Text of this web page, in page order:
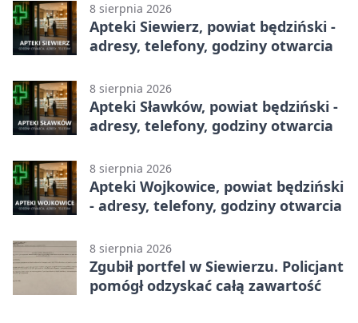
8 sierpnia 2026
Apteki Siewierz, powiat będziński -
adresy, telefony, godziny otwarcia
8 sierpnia 2026
Apteki Sławków, powiat będziński -
adresy, telefony, godziny otwarcia
8 sierpnia 2026
Apteki Wojkowice, powiat będziński
- adresy, telefony, godziny otwarcia
8 sierpnia 2026
Zgubił portfel w Siewierzu. Policjant
pomógł odzyskać całą zawartość